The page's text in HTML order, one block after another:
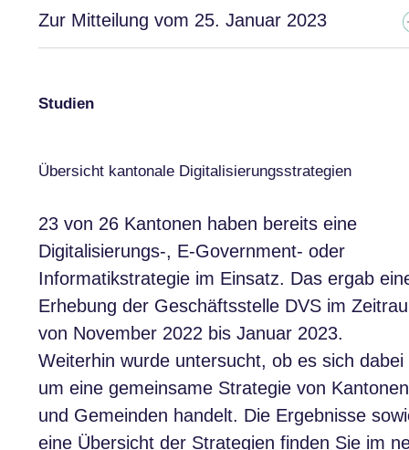
Zur Mitteilung vom 25. Januar 2023
Studien
Übersicht kantonale Digitalisierungsstrategien
23 von 26 Kantonen haben bereits eine
Digitalisierungs-, E-Government- oder
Informatikstrategie im Einsatz. Das ergab
Erhebung der Geschäftsstelle DVS im
von November 2022 bis Januar 2023.
Weiterhin wurde untersucht, ob es sich dabei
um eine gemeinsame Strategie von Kantonen
und Gemeinden handelt. Die Ergebnisse
eine Übersicht der Strategien finden Sie im